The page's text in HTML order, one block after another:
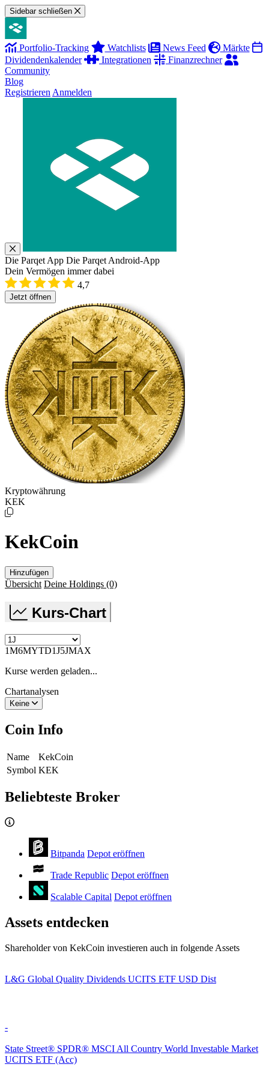
Sidebar schließen
Portfolio-Tracking Watchlists News Feed
Märkte
Dividendenkalender
Integrationen
Finanzrechner
Community
Blog
Registrieren Anmelden
Die Parqet App Die Parqet Android-App
Dein Vermögen immer dabei
4,7
Jetzt öffnen
Kryptowährung
KEK
KekCoin
Hinzufügen
Übersicht Deine Holdings (0)
Kurs-Chart
1M6MYTD1J5JMAX
Kurse werden geladen...
Chartanalysen
Keine
Coin Info
Name
KekCoin
Symbol KEK
Beliebteste Broker
Bitpanda Depot eröffnen
Trade Republic Depot eröffnen
Scalable Capital Depot eröffnen
Assets entdecken
Shareholder von KekCoin investieren auch in folgende Assets
L&G Global Quality Dividends UCITS ETF USD Dist
-
State Street® SPDR® MSCI All Country World Investable Market
UCITS ETF (Acc)